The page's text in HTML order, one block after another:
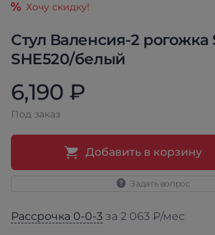
Стул Валенсия-2 рогожка
SHE520/белый
Хочу скидку!
6,190 ₽
Под заказ
Добавить в корзину
Задать вопрос
Рассрочка 0-0-3 за 2 063 ₽/мес